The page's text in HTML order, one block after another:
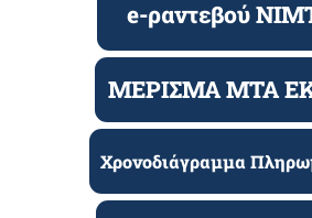
e-ραντεβού
ΜΕΡΙΣΜΑ ΜΤΑ
Χρονοδιάγραμμα